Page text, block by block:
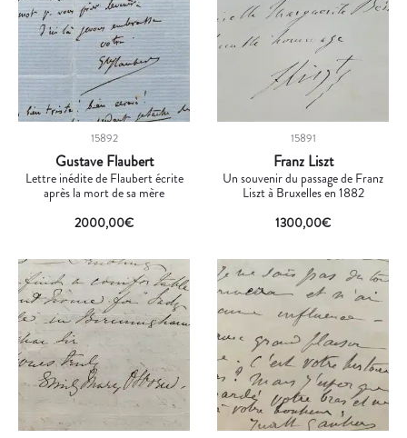
15892
Gustave Flaubert
Lettre inédite de Flaubert écrite
après la mort de sa mère
2000,00€
15891
Franz Liszt
Un souvenir du passage de Franz
Liszt à Bruxelles en 1882
1300,00€